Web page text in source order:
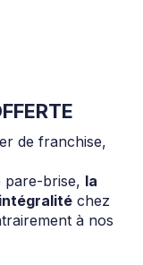
de franchise,
pare-brise, la
chez
à nos